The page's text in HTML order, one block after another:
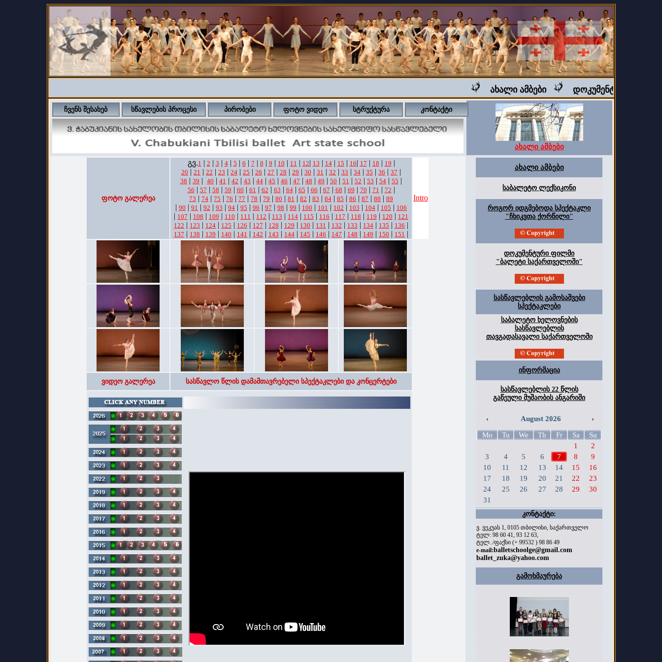
ახალი ამბები დოკუმენტური ფილმი
ჩვენს შესახებ სწავლების პროცესი პირობები ფოტო ვიდეო სტრუქტურა კონტაქტი
ახალი ამბები
ფოტო გალერეა
გვ.1 | 2 | 3 | 4| 5 | 6 | 7 | 8 | 9 | 10 | 11 | 12| 13 | 14| 15 | 16| 17 | 18 | 19 |
20 | 21 | 22 | 23 | 24 | 25 | 26 | 27 | 28 | 29 | 30 | 31 | 32 | 33 | 34 | 35 | 36 | 37 |
38 | 39 | 40 | 41 | 42 | 43 | 44 | 45 | 46 | 47 | 48 | 49 | 50 | 51 | 52 | 53 | 54 | 55 |
56 | 57 | 58 | 59 | 60 | 61 | 62 | 63 | 64| 65 | 66 | 67 | 68 | 69 | 70 | 71 | 72 |
73 | 74 | 75 | 76 | 77 | 78 | 79 | 80 | 81 | 82 | 83 | 84 | 85 | 86 | 87 | 88 | 89
| 90 | 91 | 92 | 93 | 94 | 95 | 96 | 97 | 98 | 99 | 100 | 101 | 102 | 103 | 104 | 105 | 106
| 107 | 108 | 109 | 110 | 111 | 112 | 113 | 114 | 115 | 116 | 117 | 118 | 119 | 120 | 121
122 | 123 | 124 | 125 | 126 | 127 | 128 | 129 | 130 | 131 | 132 | 133 | 134 | 135 | 136 |
137 | 138 | 139 | 140 | 141 | 142 | 143 | 144 | 145 | 146 | 147 | 148 | 149 | 150 | 151 |
Intro
ვიდეო გალერეა სასწავლო წლის დამამთავრებელი სპექტაკლები და კონცერტები
ახალი ამბები
საბალეტო ლექსიკონი
როგორ იდგმებოდა სპექტაკლი
"ჩხიკვთა ქორწილი"
დოკუმენტური ფილმი
"ბალეტი საქართველოში"
სასწავლებლის გამოსაშვები
სპექტაკლები
საბალეტო ხელოვნების
სასწავლებლის
თავგადასავალი საქართველოში
ინფორმაცია
სასწავლებლის 22 წლის
გაწეული მუშაობის ანგარიში
‹ August 2026 ›
Mo Tu We Th Fr Sa
Su
1
2
3
4 5 6 7 8
9
10
11 12 13 14 15
16
17
18 19 20 21 22
23
24
25 26 27 28 29
30
31
კონტაქტი:
ვ. ვეკუას 1, 0105 თბილისი, საქართველო
ტელ: 98 60 41, 93 12 63,
ტელ../ფაქსი (+ 99532 ) 98 86 49
e-mail:balletschoolge@gmail.com
ballet_zuka@yahoo.com
გამოხმაურება